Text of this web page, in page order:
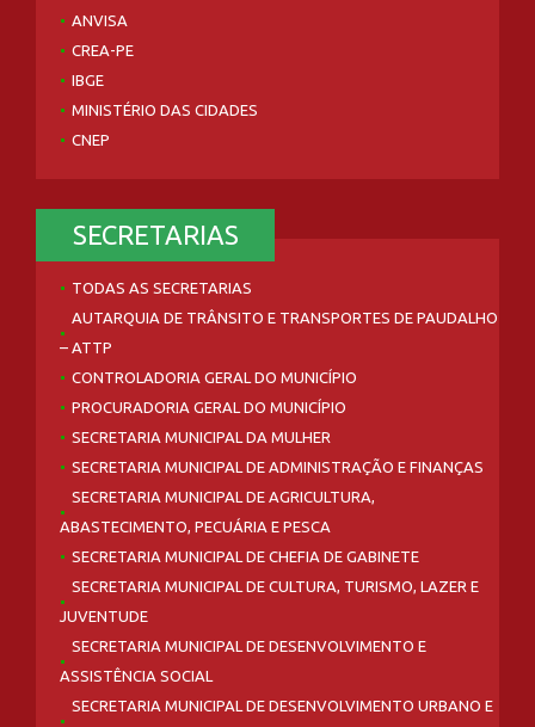
ANVISA
CREA-PE
IBGE
MINISTÉRIO DAS CIDADES
CNEP
SECRETARIAS
TODAS AS SECRETARIAS
AUTARQUIA DE TRÂNSITO E TRANSPORTES DE PAUDALHO
– ATTP
CONTROLADORIA GERAL DO MUNICÍPIO
PROCURADORIA GERAL DO MUNICÍPIO
SECRETARIA MUNICIPAL DA MULHER
SECRETARIA MUNICIPAL DE ADMINISTRAÇÃO E FINANÇAS
SECRETARIA MUNICIPAL DE AGRICULTURA,
ABASTECIMENTO, PECUÁRIA E PESCA
SECRETARIA MUNICIPAL DE CHEFIA DE GABINETE
SECRETARIA MUNICIPAL DE CULTURA, TURISMO, LAZER E
JUVENTUDE
SECRETARIA MUNICIPAL DE DESENVOLVIMENTO E
ASSISTÊNCIA SOCIAL
SECRETARIA MUNICIPAL DE DESENVOLVIMENTO URBANO E